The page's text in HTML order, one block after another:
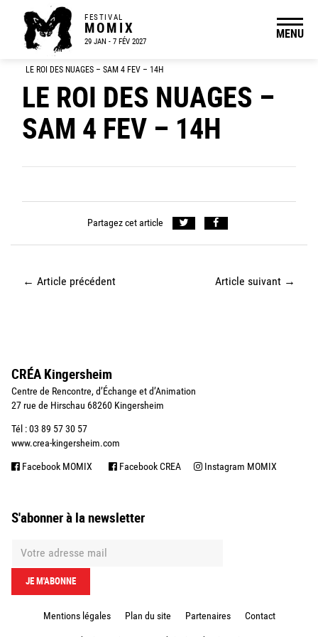
FESTIVAL
MOMIX
29 JAN - 7 FÉV 2027
MENU
LE ROI DES NUAGES – SAM 4 FEV – 14H
LE ROI DES NUAGES –
SAM 4 FEV – 14H
Partagez cet article
← Article précédent Article suivant →
CRÉA Kingersheim
Centre de Rencontre, d’Échange et d’Animation
27 rue de Hirschau 68260 Kingersheim
Tél : 03 89 57 30 57
www.crea-kingersheim.com
Facebook MOMIX Facebook CREA Instagram MOMIX
S'abonner à la newsletter
Mentions légales Plan du site Partenaires Contact